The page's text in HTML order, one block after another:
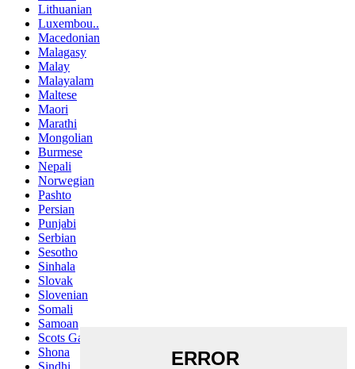
Lithuanian
Luxembou..
Macedonian
Malagasy
Malay
Malayalam
Maltese
Maori
Marathi
Mongolian
Burmese
Nepali
Norwegian
Pashto
Persian
Punjabi
Serbian
Sesotho
Sinhala
Slovak
Slovenian
Somali
Samoan
Scots Gaelic
Shona
Sindhi